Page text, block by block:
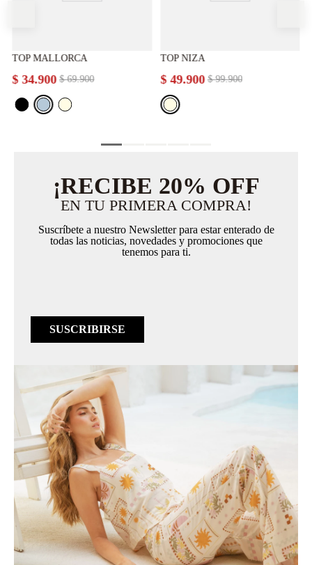
TOP MALLORCA
$ 69.900
$ 34.900
TOP NIZA
$ 99.900
$ 49.900
¡RECIBE 20% OFF
EN TU PRIMERA COMPRA!
Suscríbete a nuestro Newsletter para estar enterado de
todas las noticias, novedades y promociones que
tenemos para ti.
SUSCRIBIRSE